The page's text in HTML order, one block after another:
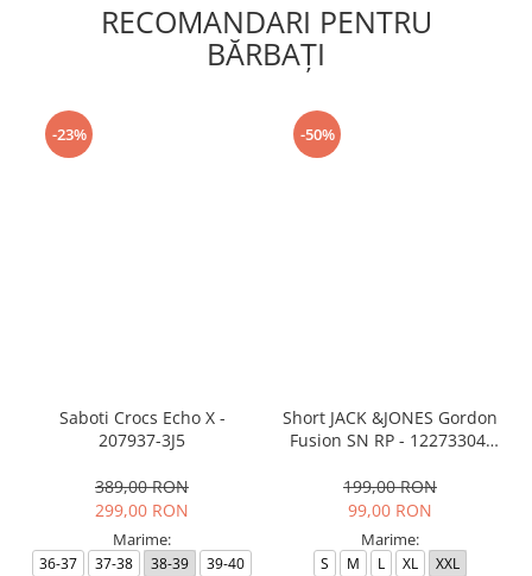
RECOMANDARI PENTRU
BĂRBAŢI
-23%
Saboti Crocs Echo X -
207937-3J5
389,00 RON
299,00 RON
Marime:
36-37 37-38 38-39
39-40
-50%
Short JACK &JONES Gordon
Fusion SN RP - 12273304-
199,00 RON
99,00 RON
Marime:
S M L XL XXL